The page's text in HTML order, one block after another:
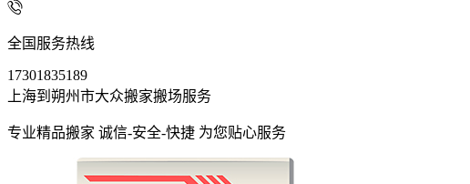
全国服务热线
17301835189
上海到朔州市大众搬家搬场服务
专业精品搬家 诚信-安全-快捷 为您贴心服务